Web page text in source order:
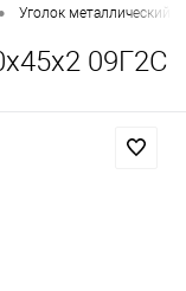
Уголок металлический
09Г2С